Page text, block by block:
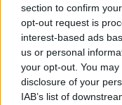
section to confirm
opt-out request is
interest-based ads
us or personal
your opt-out. You
disclosure of your
IAB’s list of
2- Vérifier le